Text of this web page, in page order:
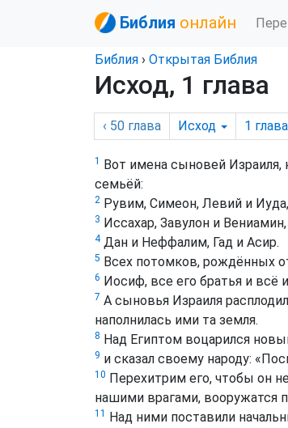
Библия онлайн
Библия › Открытая Библия
Исход, 1 глава
‹ 50 глава Исход 1 глава
1 Вот имена сыновей
семьёй:
2 Рувим, Симеон, Левий и Иуда,
3 Иссахар, Завулон и Вениамин,
4Дан и Неффалим, Гад и Асир.
5 Всех потомков, рождённых
6 Иосиф, все его братья и всё
7 А сыновья Израиля
наполнилась ими та земля.
8 Над Египтом воцарился
9 и сказал своему народу:
10 Перехитрим его, чтобы он
нашими врагами, вооружатся
11 Над ними поставили